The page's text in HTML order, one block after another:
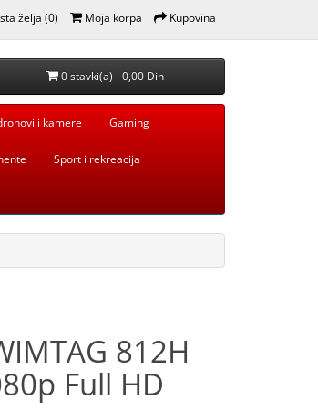
želja (0) Moja korpa Kupovina
0 stavki(a) - 0,00 Din
i kamere Gaming
Sport i rekreacija
812H
Full HD